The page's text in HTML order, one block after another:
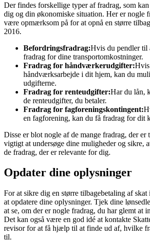
Der findes forskellige typer af fradrag, som
dig og din økonomiske situation. Her er nogle
være opmærksom på for at opnå en større
2016.
Befordringsfradrag:Hvis du pendler til
fradrag for dine transportomkostninger.
Fradrag for håndværkerudgifter:
håndværksarbejde i dit hjem, kan du
udgifterne.
Fradrag for renteudgifter:Har du lån,
de renteudgifter, du betaler.
Fradrag for fagforeningskontingent:
en fagforening, kan du få fradrag for dit
Disse er blot nogle af de mange fradrag, der
vigtigt at undersøge dine muligheder og sikre,
de fradrag, der er relevante for dig.
Opdater dine oplysninger
For at sikre dig en større tilbagebetaling af
at opdatere dine oplysninger. Tjek dine
at se, om der er nogle fradrag, du har glemt at
Det kan også være en god idé at kontakte
revisor for at få hjælp til at finde ud af, hvilke
til.